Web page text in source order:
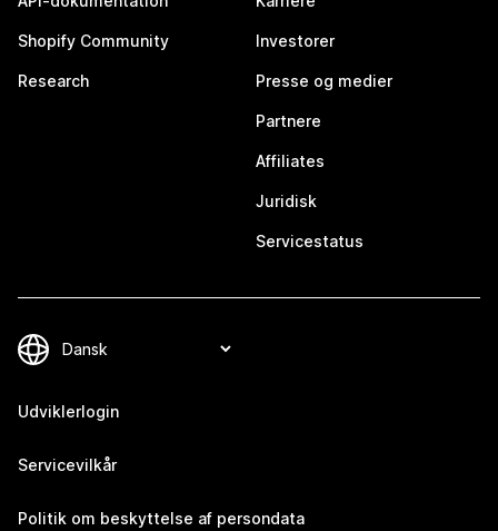
Shopify Community
Research
Investorer
Presse og medier
Partnere
Affiliates
Juridisk
Servicestatus
Udviklerlogin
Servicevilkår
Politik om beskyttelse af persondata